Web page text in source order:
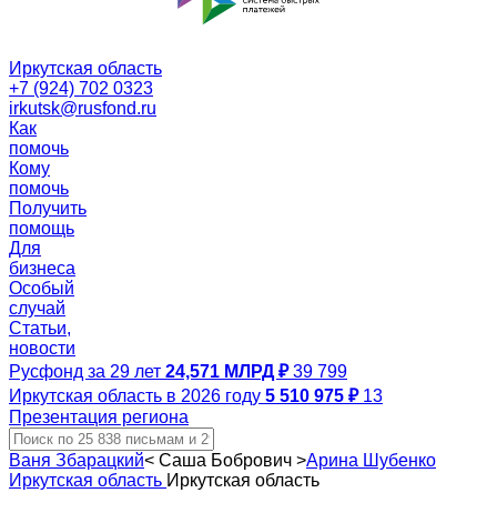
Иркутская область
+7 (924) 702 0323
irkutsk@rusfond.ru
Как
помочь
Кому
помочь
Получить
помощь
Для
бизнеса
Особый
случай
Статьи,
новости
Русфонд за 29 лет 24,571 МЛРД ₽ 39 799
Иркутская область в 2026 году 5 510 975 ₽ 13
Презентация региона
Ваня Збарацкий< Саша Бобрович >Арина Шубенко
Иркутская область Иркутская область